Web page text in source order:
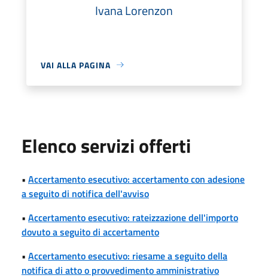
Ivana Lorenzon
VAI ALLA PAGINA
Elenco servizi offerti
• Accertamento esecutivo: accertamento con adesione
a seguito di notifica dell'avviso
• Accertamento esecutivo: rateizzazione dell'importo
dovuto a seguito di accertamento
• Accertamento esecutivo: riesame a seguito della
notifica di atto o provvedimento amministrativo